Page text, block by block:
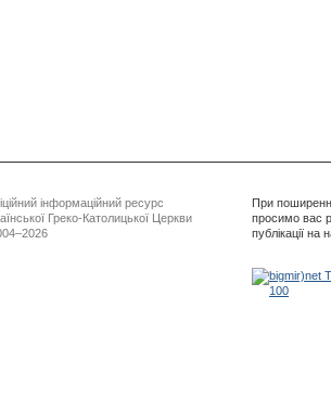
інформаційний ресурс
Греко-Католицької Церкви
При
просимо вас
публікації на